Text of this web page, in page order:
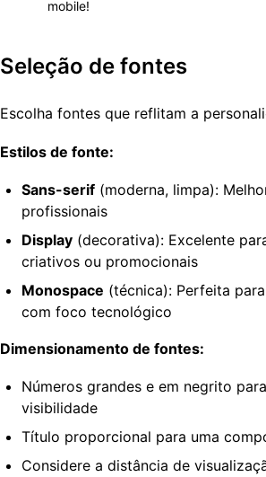
mobile!
Seleção de fontes
Escolha fontes que reflitam a
Estilos de fonte:
Sans-serif (moderna, limpa):
profissionais
Display (decorativa): Excelente
criativos ou promocionais
Monospace (técnica): Perfeita
com foco tecnológico
Dimensionamento de fontes:
Números grandes e em negrito
visibilidade
Título proporcional para uma
Considere a distância de